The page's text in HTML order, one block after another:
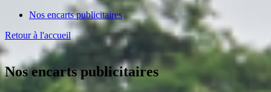
Nos encarts publicitaires
Retour à l'accueil
Nos encarts publicitaires